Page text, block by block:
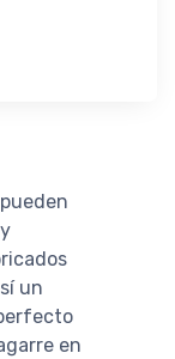
un
en